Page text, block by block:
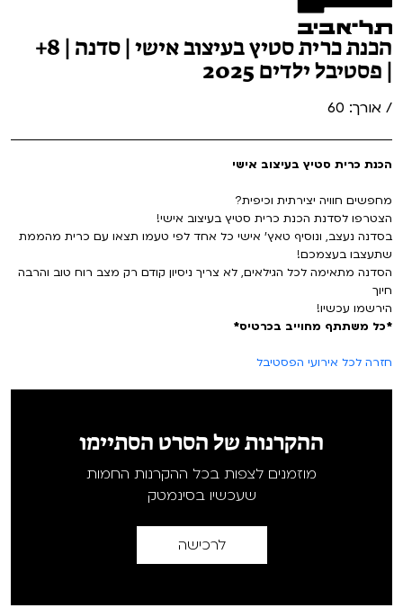
הכנת כרית סטיץ בעיצוב אישי | סדנה | 8+
| פסטיבל ילדים 2025
/ אורך: 60
הכנת כרית סטיץ בעיצוב אישי
מחפשים חוויה יצירתית וכיפית?
הצטרפו לסדנת הכנת כרית סטיץ בעיצוב אישי!
בסדנה נעצב, ונוסיף טאץ’ אישי כל אחד לפי טעמו תצאו עם כרית מהממת
שתעצבו בעצמכם!
הסדנה מתאימה לכל הגילאים, לא צריך ניסיון קודם רק מצב רוח טוב והרבה
חיוך
הירשמו עכשיו!
*כל משתתף מחוייב בכרטיס*
חזרה לכל אירועי הפסטיבל
ההקרנות של הסרט הסתיימו
מוזמנים לצפות בכל ההקרנות החמות
שעכשיו בסינמטק
לרכישה